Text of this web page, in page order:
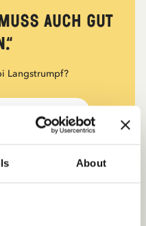
About
auch gut
Langstrumpf?